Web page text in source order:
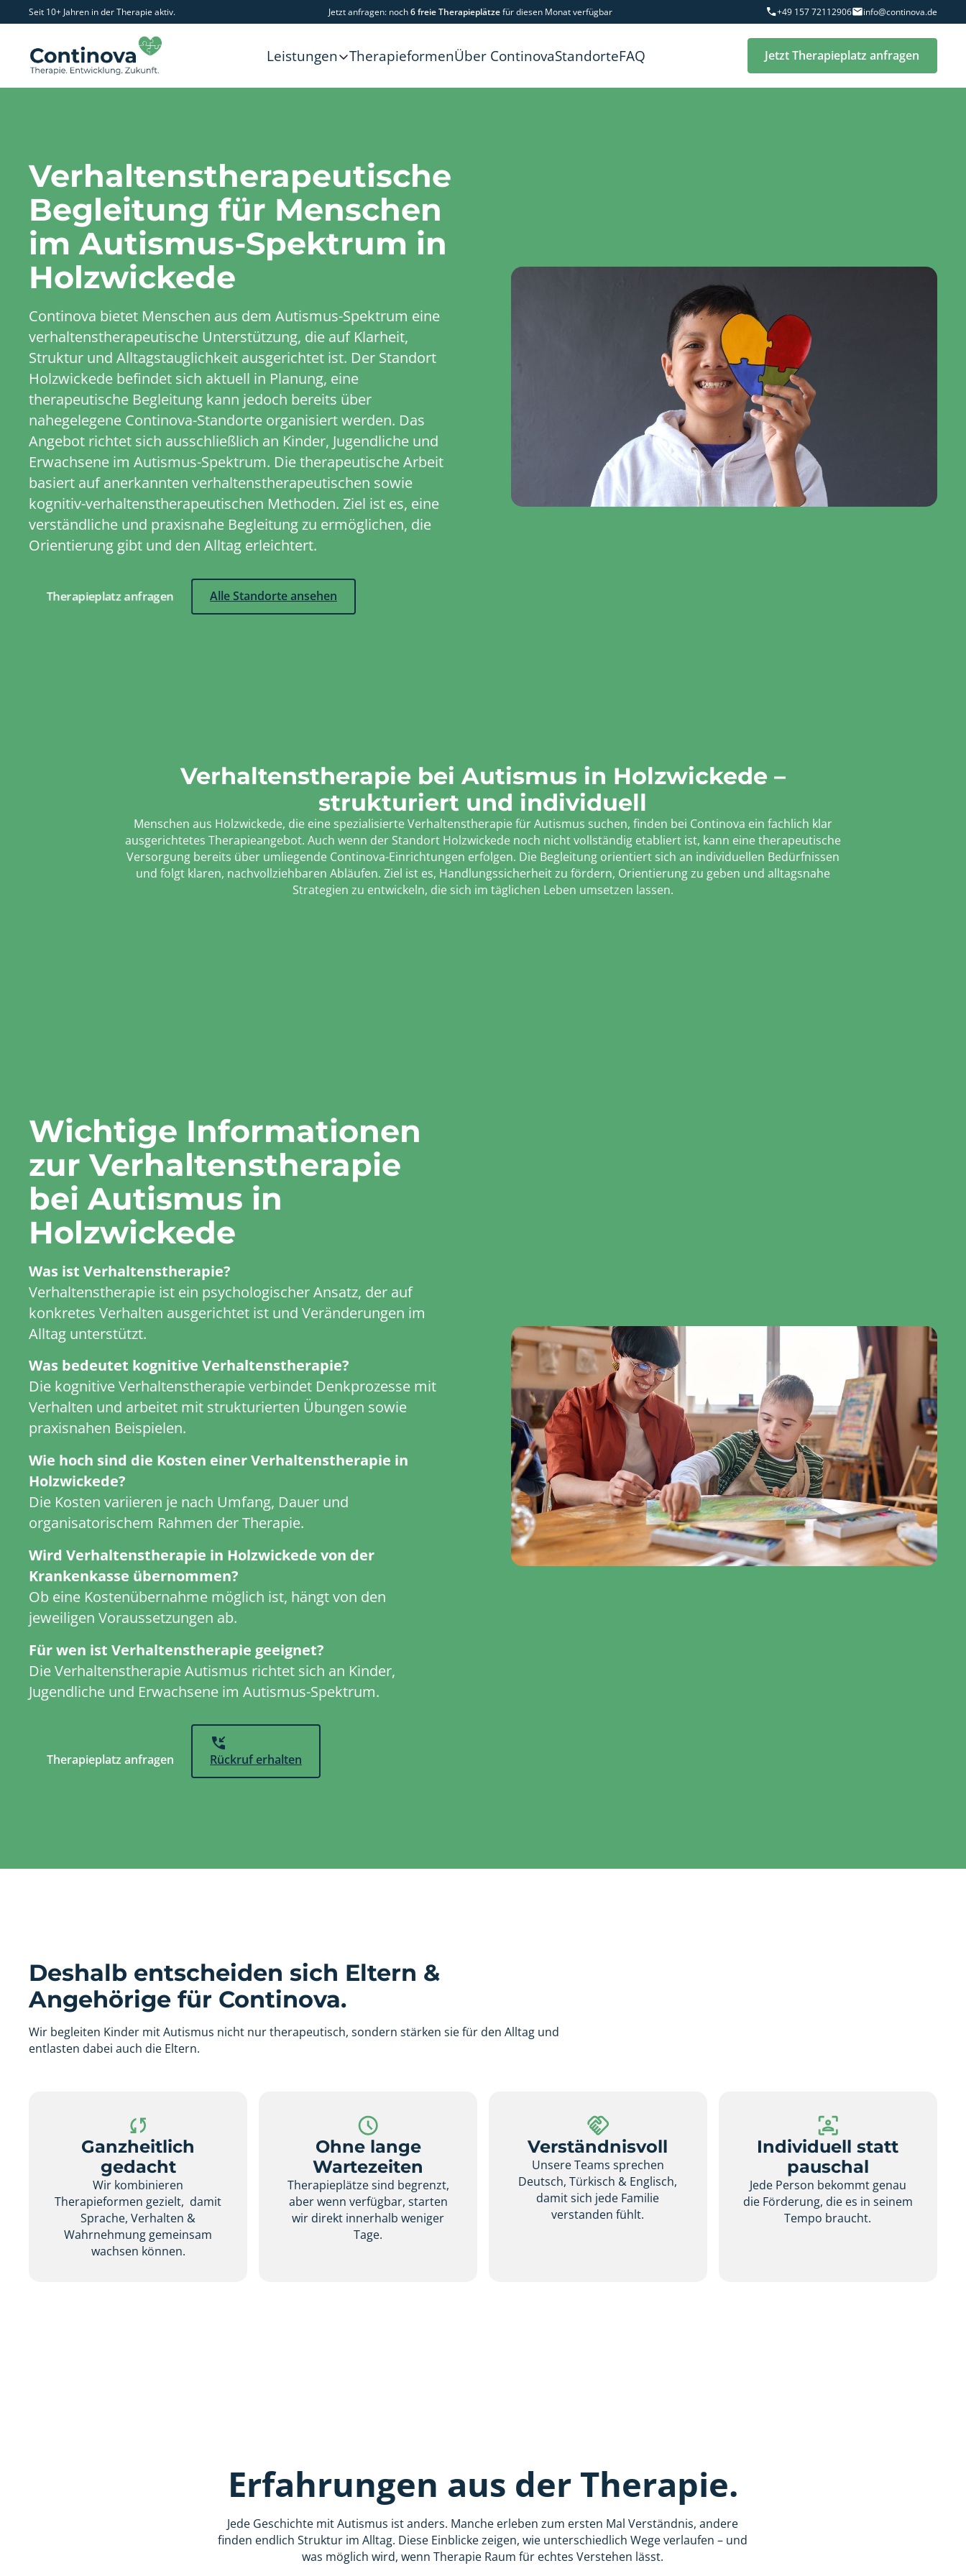
Seit 10+ Jahren in der Therapie aktiv. Jetzt anfragen: noch6 freie Therapieplätzefür diesen Monat verfügbar +49 157 72112906 info@continova.de
Leistungen TherapieformenÜber ContinovaStandorteFAQ Jetzt Therapieplatz anfragen
Verhaltenstherapeutische
Begleitung für Menschen
im Autismus-Spektrum in
Holzwickede
Continova bietet Menschen aus dem Autismus-Spektrum eine
verhaltenstherapeutische Unterstützung, die auf Klarheit,
Struktur und Alltagstauglichkeit ausgerichtet ist. Der Standort
Holzwickede befindet sich aktuell in Planung, eine
therapeutische Begleitung kann jedoch bereits über
nahegelegene Continova-Standorte organisiert werden. Das
Angebot richtet sich ausschließlich an Kinder, Jugendliche und
Erwachsene im Autismus-Spektrum. Die therapeutische Arbeit
basiert auf anerkannten verhaltenstherapeutischen sowie
kognitiv-verhaltenstherapeutischen Methoden. Ziel ist es, eine
verständliche und praxisnahe Begleitung zu ermöglichen, die
Orientierung gibt und den Alltag erleichtert.
Therapieplatz anfragen Alle Standorte ansehen
Verhaltenstherapie bei Autismus in Holzwickede –
strukturiert und individuell
Menschen aus Holzwickede, die eine spezialisierte Verhaltenstherapie für Autismus suchen, finden bei Continova ein fachlich klar
ausgerichtetes Therapieangebot. Auch wenn der Standort Holzwickede noch nicht vollständig etabliert ist, kann eine therapeutische
Versorgung bereits über umliegende Continova-Einrichtungen erfolgen. Die Begleitung orientiert sich an individuellen Bedürfnissen
und folgt klaren, nachvollziehbaren Abläufen. Ziel ist es, Handlungssicherheit zu fördern, Orientierung zu geben und alltagsnahe
Strategien zu entwickeln, die sich im täglichen Leben umsetzen lassen.
Wichtige Informationen
zur Verhaltenstherapie
bei Autismus in
Holzwickede
Was ist Verhaltenstherapie?
Verhaltenstherapie ist ein psychologischer Ansatz, der auf
konkretes Verhalten ausgerichtet ist und Veränderungen im
Alltag unterstützt.
Was bedeutet kognitive Verhaltenstherapie?
Die kognitive Verhaltenstherapie verbindet Denkprozesse mit
Verhalten und arbeitet mit strukturierten Übungen sowie
praxisnahen Beispielen.
Wie hoch sind die Kosten einer Verhaltenstherapie in
Holzwickede?
Die Kosten variieren je nach Umfang, Dauer und
organisatorischem Rahmen der Therapie.
Wird Verhaltenstherapie in Holzwickede von der
Krankenkasse übernommen?
Ob eine Kostenübernahme möglich ist, hängt von den
jeweiligen Voraussetzungen ab.
Für wen ist Verhaltenstherapie geeignet?
Die Verhaltenstherapie Autismus richtet sich an Kinder,
Jugendliche und Erwachsene im Autismus-Spektrum.
Therapieplatz anfragen Rückruf erhalten
Deshalb entscheiden sich Eltern &
Angehörige für Continova.
Wir begleiten Kinder mit Autismus nicht nur therapeutisch, sondern stärken sie für den Alltag und
entlasten dabei auch die Eltern.
Ganzheitlich
gedacht
Wir kombinieren
Therapieformen gezielt, damit
Sprache, Verhalten &
Wahrnehmung gemeinsam
wachsen können.
Ohne lange
Wartezeiten
Therapieplätze sind begrenzt,
aber wenn verfügbar, starten
wir direkt innerhalb weniger
Tage.
Verständnisvoll
Unsere Teams sprechen
Deutsch, Türkisch & Englisch,
damit sich jede Familie
verstanden fühlt.
Individuell statt
pauschal
Jede Person bekommt genau
die Förderung, die es in seinem
Tempo braucht.
Erfahrungen aus der Therapie.
Jede Geschichte mit Autismus ist anders. Manche erleben zum ersten Mal Verständnis, andere
finden endlich Struktur im Alltag. Diese Einblicke zeigen, wie unterschiedlich Wege verlaufen – und
was möglich wird, wenn Therapie Raum für echtes Verstehen lässt.